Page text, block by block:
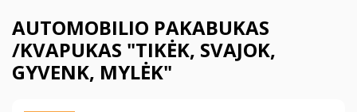
AUTOMOBILIO PAKABUKAS
/KVAPUKAS "TIKĖK, SVAJOK,
GYVENK, MYLĖK"